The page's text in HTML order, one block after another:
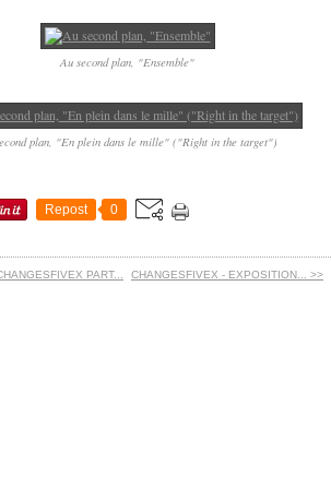
Au second plan, "Ensemble"
plan, "En plein dans le mille" ("Right in the target")
Repost 0
PART... CHANGESFIVEX - EXPOSITION... >>